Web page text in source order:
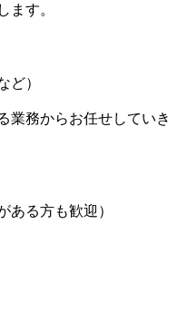
ます。
ど）
業務からお任せしていき
ある方も歓迎）